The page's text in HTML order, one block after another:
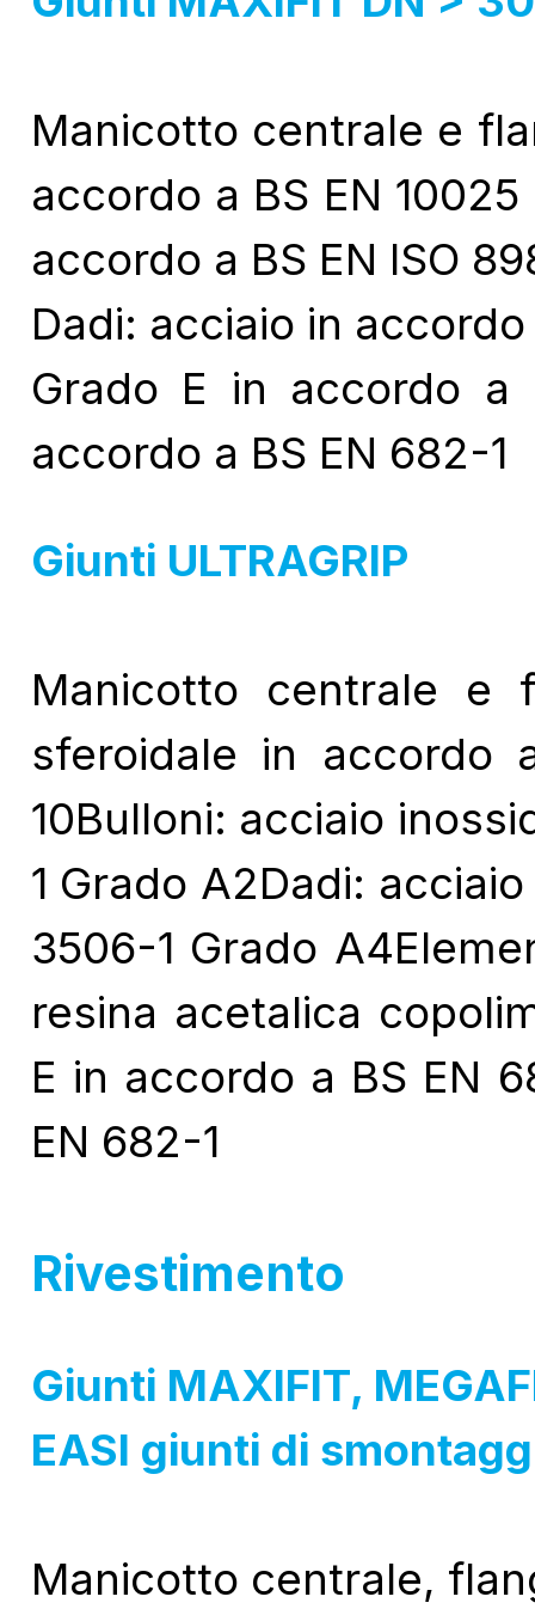
Manicotto centrale e
accordo a BS EN
accordo a BS EN ISO
Dadi: acciaio in accordo
Grado E in accordo a
accordo a BS EN 682-1
Giunti ULTRAGRIP
Manicotto centrale e
sferoidale in accordo
10Bulloni: acciaio
1 Grado A2Dadi:
3506-1 Grado
resina acetalica
E in accordo a BS EN
EN 682-1
Rivestimento
Giunti MAXIFIT,
EASI giunti di
Manicotto centrale,